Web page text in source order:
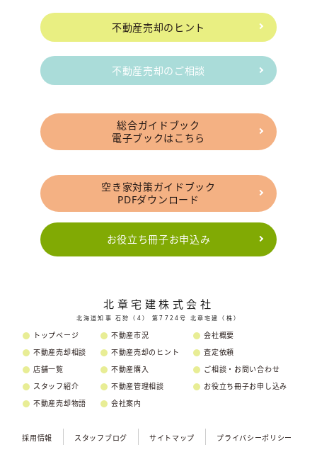
不動産売却のヒント
不動産売却のご相談
総合ガイドブック
電子ブックはこちら
空き家対策ガイドブック
PDFダウンロード
お役立ち冊子お申込み
北章宅建株式会社
北海道知事 石狩（4） 第7724号 北章宅建（株）
トップページ
不動産売却相談
店舗一覧
スタッフ紹介
不動産売却物語
不動産市況
不動産売却のヒント
不動産購入
不動産管理相談
会社案内
会社概要
査定依頼
ご相談・お問い合わせ
お役立ち冊子お申し込み
採用情報 スタッフブログ サイトマップ プライバシーポリシー